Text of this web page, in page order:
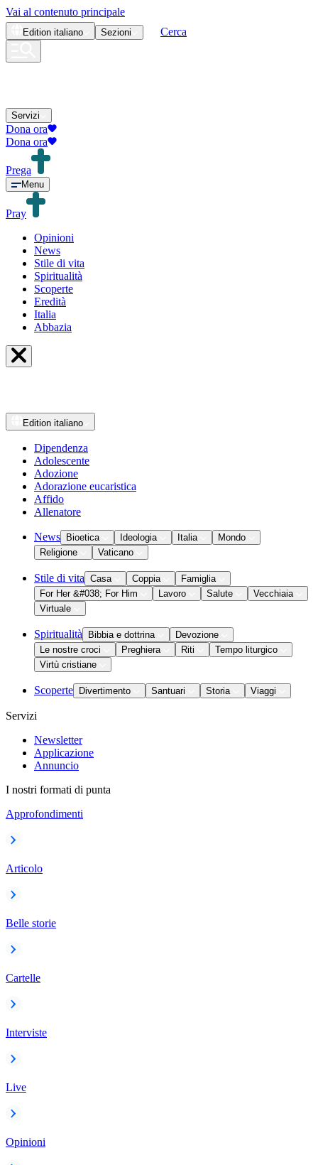
Vai al contenuto principale
Edition italiano Sezioni Cerca
Servizi
Dona ora
Dona ora
Prega
Menu
Pray
Opinioni
News
Stile di vita
Spiritualità
Scoperte
Eredità
Italia
Abbazia
Edition italiano
Dipendenza
Adolescente
Adozione
Adorazione eucaristica
Affido
Allenatore
News Bioetica Ideologia Italia
Mondo
Religione
Vaticano
Stile di vita Casa Coppia
Famiglia
For Her &#038; For Him
Lavoro Salute
Vecchiaia
Virtuale
Spiritualità Bibbia e dottrina
Devozione
Le nostre croci
Preghiera Riti
Tempo liturgico
Virtù cristiane
Scoperte Divertimento Santuari Storia Viaggi
Servizi
Newsletter
Applicazione
Annuncio
I nostri formati di punta
Approfondimenti
Articolo
Belle storie
Cartelle
Interviste
Live
Opinioni